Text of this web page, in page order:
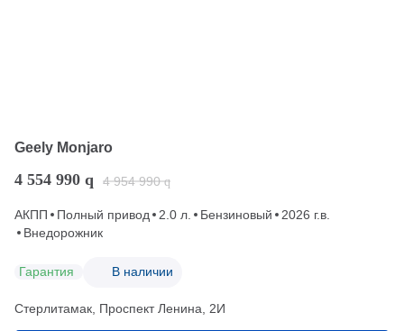
Geely Monjaro
4 554 990 q 4 954 990 q
АКПП Полный привод 2.0 л. Бензиновый
2026 г.в.
Внедорожник
Гарантия В наличии
Стерлитамак, Проспект Ленина, 2И